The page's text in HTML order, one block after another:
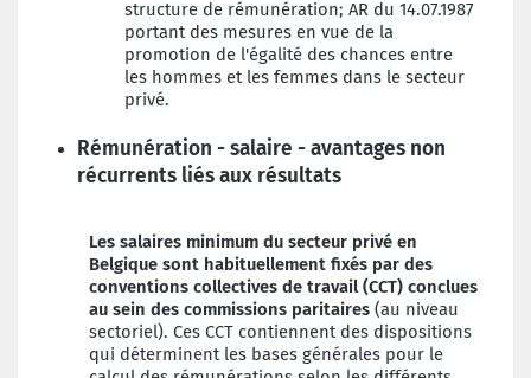
structure de rémunération; AR du 14.07.1987
portant des mesures en vue de la
promotion de l'égalité des chances entre
les hommes et les femmes dans le secteur
privé.
Rémunération - salaire - avantages non
récurrents liés aux résultats
Les salaires minimum du secteur privé en
Belgique sont habituellement fixés par des
conventions collectives de travail (CCT) conclues
au sein des commissions paritaires (au niveau
sectoriel). Ces CCT contiennent des dispositions
qui déterminent les bases générales pour le